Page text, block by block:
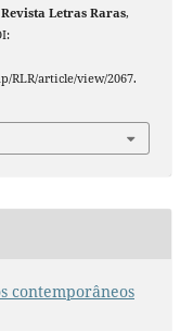
Revista Letras Raras,
RLR/article/view/2067.
contemporâneos